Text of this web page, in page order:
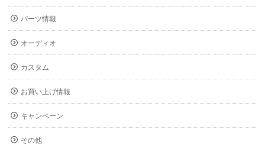
パーツ情報
オーディオ
カスタム
お買い上げ情報
キャンペーン
その他